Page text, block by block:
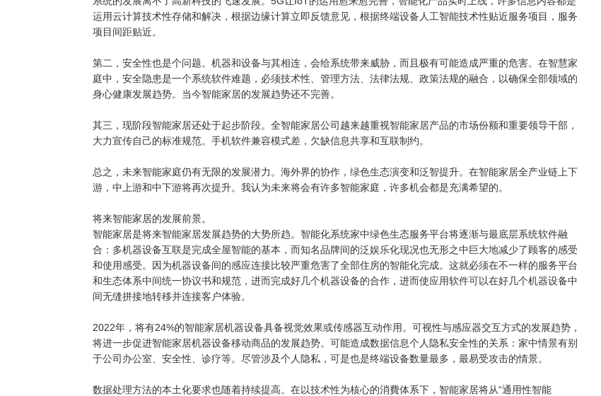
运用云计算技术性存储和解决，根据边缘计算立即反馈意见，根据终端设备人工智能技术性贴近服务项目，服务
项目间距贴近。
第二，安全性也是个问题。机器和设备与其相连，会给系统带来威胁，而且极有可能造成严重的危害。在智慧家
庭中，安全隐患是一个系统软件难题，必须技术性、管理方法、法律法规、政策法规的融合，以确保全部领域的
身心健康发展趋势。当今智能家居的发展趋势还不完善。
其三，现阶段智能家居还处于起步阶段。全智能家居公司越来越重视智能家居产品的市场份额和重要领导干部，
大力宣传自己的标准规范。手机软件兼容模式差，欠缺信息共享和互联制约。
总之，未来智能家庭仍有无限的发展潜力。海外界的协作，绿色生态演变和泛智提升。在智能家居全产业链上下
游，中上游和中下游将再次提升。我认为未来将会有许多智能家庭，许多机会都是充满希望的。
将来智能家居的发展前景。
智能家居是将来智能家居发展趋势的大势所趋。智能化系统家中绿色生态服务平台将逐渐与最底层系统软件融
合：多机器设备互联是完成全屋智能的基本，而知名品牌间的泛娱乐化现况也无形之中巨大地减少了顾客的感受
和使用感受。因为机器设备间的感应连接比较严重危害了全部住房的智能化完成。这就必须在不一样的服务平台
和生态体系中间统一协议书和规范，进而完成好几个机器设备的合作，进而使应用软件可以在好几个机器设备中
间无缝拼接地转移并连接客户体验。
2022年，将有24%的智能家居机器设备具备视觉效果或传感器互动作用。可视性与感应器交互方式的发展趋势，
将进一步促进智能家居机器设备移动商品的发展趋势。可能造成数据信息个人隐私安全性的关系：家中情景有别
于公司办公室、安全性、诊疗等。尽管涉及个人隐私，可是也是终端设备数量最多，最易受攻击的情景。
数据处理方法的本土化要求也随着持续提高。在以技术性为核心的消費体系下，智能家居将从“通用性智能